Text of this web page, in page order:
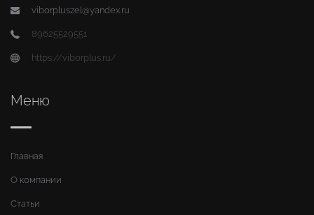
viborpluszel@yandex.ru
89625529551
https://viborplus.ru/
Меню
Главная
О компании
Статьи